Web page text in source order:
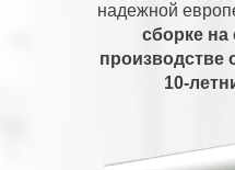
надежной
сборке на
производстве
10-